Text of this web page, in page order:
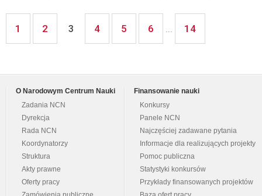
1 2 3 4 5 6 ... 14
O Narodowym Centrum Nauki
Zadania NCN
Dyrekcja
Rada NCN
Koordynatorzy
Struktura
Akty prawne
Oferty pracy
Finansowanie nauki
Konkursy
Panele NCN
Najczęściej zadawane pytania
Informacje dla realizujących projekty
Pomoc publiczna
Statystyki konkursów
Przykłady finansowanych projektów